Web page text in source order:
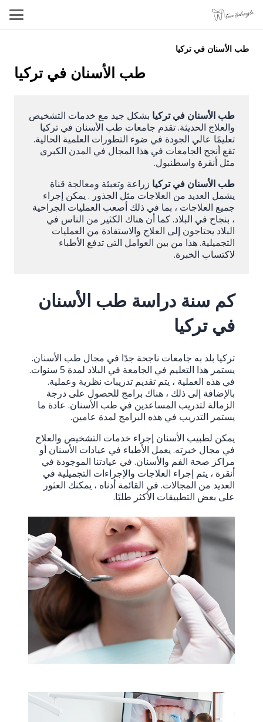
طب الأسنان في تركيا
طب الأسنان في تركيا
طب الأسنان في تركيا بشكل جيد مع خدمات التشخيص
والعلاج الحديثة. تقدم جامعات طب الأسنان في تركيا
تعليمًا عالي الجودة في ضوء التطورات العلمية الحالية.
تقع أنجح الجامعات في هذا المجال في المدن الكبرى
مثل أنقرة واسطنبول.
طب الأسنان في تركيا زراعة وتعبئة ومعالجة قناة
يشمل العديد من العلاجات مثل الجذور . يمكن إجراء
جميع العلاجات ، بما في ذلك أصعب العمليات الجراحية
، بنجاح في البلاد. كما أن هناك الكثير من الناس في
البلاد يحتاجون إلى العلاج والاستفادة من العمليات
التجميلية. هذا من بين العوامل التي تدفع الأطباء
لاكتساب الخبرة.
كم سنة دراسة طب الأسنان
في تركيا
تركيا بلد به جامعات ناجحة جدًا في مجال طب الأسنان.
يستمر هذا التعليم في الجامعة في البلاد لمدة 5 سنوات.
في هذه العملية ، يتم تقديم تدريبات نظرية وعملية.
بالإضافة إلى ذلك ، هناك برامج للحصول على درجة
الزمالة لتدريب المساعدين في طب الأسنان. عادة ما
يستمر التدريب في هذه البرامج لمدة عامين.
يمكن لطبيب الأسنان إجراء خدمات التشخيص والعلاج
في مجال خبرته. يعمل الأطباء في عيادات الأسنان أو
مراكز صحة الفم والأسنان. في عيادتنا الموجودة في
أنقرة ، يتم إجراء العلاجات والإجراءات التجميلية في
العديد من المجالات. في القائمة أدناه ، يمكنك العثور
على بعض التطبيقات الأكثر طلبًا.